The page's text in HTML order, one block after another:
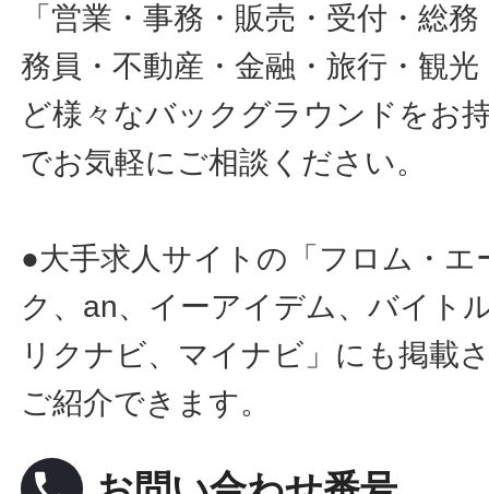
「営業・事務・販売・受付・総
務員・不動産・金融・旅行・観
ど様々なバックグラウンドをお
でお気軽にご相談ください。
●大手求人サイトの「フロム・
ク、an、イーアイデム、バイト
リクナビ、マイナビ」にも掲載
ご紹介できます。